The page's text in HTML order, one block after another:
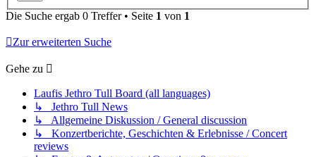
Die Suche ergab 0 Treffer • Seite 1 von 1
Zur erweiterten Suche
Gehe zu
Laufis Jethro Tull Board (all languages)
↳ Jethro Tull News
↳ Allgemeine Diskussion / General discussion
↳ Konzertberichte, Geschichten & Erlebnisse / Concert
reviews